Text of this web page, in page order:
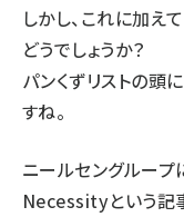
しかし、これに加えて
どうでしょうか？
パンくずリストの頭
すね。
ニールセングループ
Necessityという記